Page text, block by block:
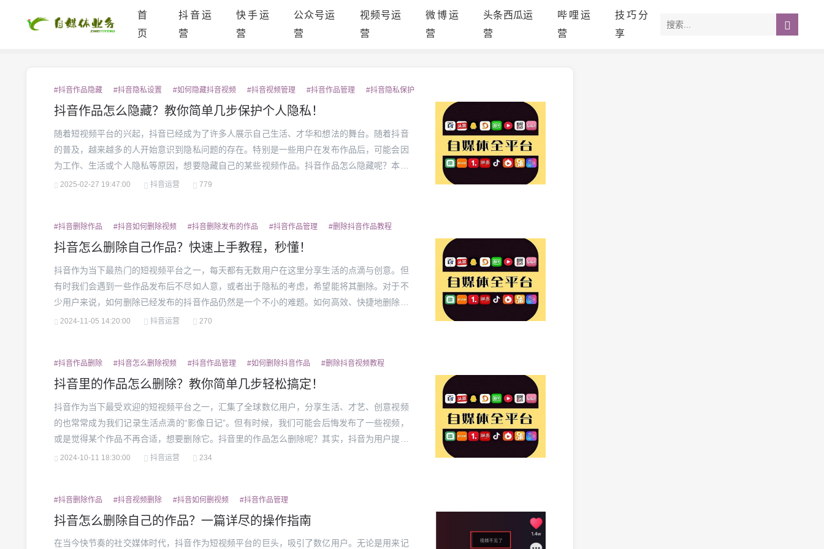
首
页
抖音运
营
快手运
营
公众号运
营
视频号运
营
微博运
营
头条西瓜运
营
哔哩运
营
技巧分
享
#抖音作品隐藏 #抖音隐私设置 #如何隐藏抖音视频 #抖音视频管理 #抖音作品管理 #抖音隐私保护
抖音作品怎么隐藏？教你简单几步保护个人隐私！
随着短视频平台的兴起，抖音已经成为了许多人展示自己生活、才华和想法的舞台。随着抖音
的普及，越来越多的人开始意识到隐私问题的存在。特别是一些用户在发布作品后，可能会因
为工作、生活或个人隐私等原因，想要隐藏自己的某些视频作品。抖音作品怎么隐藏呢？本文
将从多个角度详细解释如何在抖音上隐藏作品，并为你提供不同的解决方案，帮助你在保护个
2025-02-27 19:47:00 抖音运营 779
#抖音删除作品 #抖音如何删除视频 #抖音删除发布的作品 #抖音作品管理 #删除抖音作品教程
抖音怎么删除自己作品？快速上手教程，秒懂！
抖音作为当下最热门的短视频平台之一，每天都有无数用户在这里分享生活的点滴与创意。但
有时我们会遇到一些作品发布后不尽如人意，或者出于隐私的考虑，希望能将其删除。对于不
少用户来说，如何删除已经发布的抖音作品仍然是一个不小的难题。如何高效、快捷地删除自
己发布的作品呢？我将为大家详细介绍抖音删除作品的步骤及注意事项，助你轻松掌握这项技
2024-11-05 14:20:00 抖音运营 270
#抖音作品删除 #抖音怎么删除视频 #抖音作品管理 #如何删除抖音作品 #删除抖音视频教程
抖音里的作品怎么删除？教你简单几步轻松搞定！
抖音作为当下最受欢迎的短视频平台之一，汇集了全球数亿用户，分享生活、才艺、创意视频
的也常常成为我们记录生活点滴的“影像日记”。但有时候，我们可能会后悔发布了一些视频，
或是觉得某个作品不再合适，想要删除它。抖音里的作品怎么删除呢？其实，抖音为用户提供
了非常方便的删除功能，只需几步操作即可轻松完成。一、为什么你需要删除抖音作品？1.视
2024-10-11 18:30:00 抖音运营 234
#抖音删除作品 #抖音视频删除 #抖音如何删视频 #抖音作品管理
抖音怎么删除自己的作品？一篇详尽的操作指南
在当今快节奏的社交媒体时代，抖音作为短视频平台的巨头，吸引了数亿用户。无论是用来记